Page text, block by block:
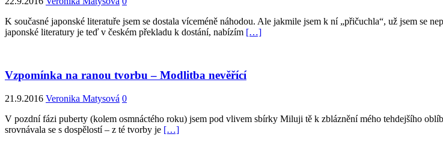
K současné japonské literatuře jsem se dostala víceméně náhodou. Ale jakmile jsem k ní „přičuchla“, už jsem se
japonské literatury je teď v českém překladu k dostání, nabízím […]
Vzpomínka na ranou tvorbu – Modlitba nevěřící
21.9.2016 Veronika Matysová 0
V pozdní fázi puberty (kolem osmnáctého roku) jsem pod vlivem sbírky Miluji tě k zbláznění mého tehdejšího
srovnávala se s dospělostí – z té tvorby je […]